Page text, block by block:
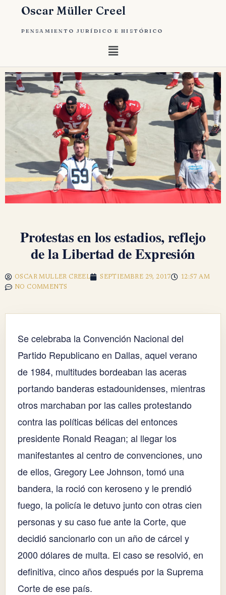
Oscar Müller Creel
PENSAMIENTO JURÍDICO E HISTÓRICO
Protestas en los estadios, reflejo
de la Libertad de Expresión
OSCAR MULLER CREEL SEPTIEMBRE 29, 2017
12:57 AM
NO COMMENTS
Se celebraba la Convención Nacional del
Partido Republicano en Dallas, aquel verano
de 1984, multitudes bordeaban las aceras
portando banderas estadounidenses, mientras
otros marchaban por las calles protestando
contra las políticas bélicas del entonces
presidente Ronald Reagan; al llegar los
manifestantes al centro de convenciones, uno
de ellos, Gregory Lee Johnson, tomó una
bandera, la roció con keroseno y le prendió
fuego, la policía le detuvo junto con otras cien
personas y su caso fue ante la Corte, que
decidió sancionarlo con un año de cárcel y
2000 dólares de multa. El caso se resolvió, en
definitiva, cinco años después por la Suprema
Corte de ese país.